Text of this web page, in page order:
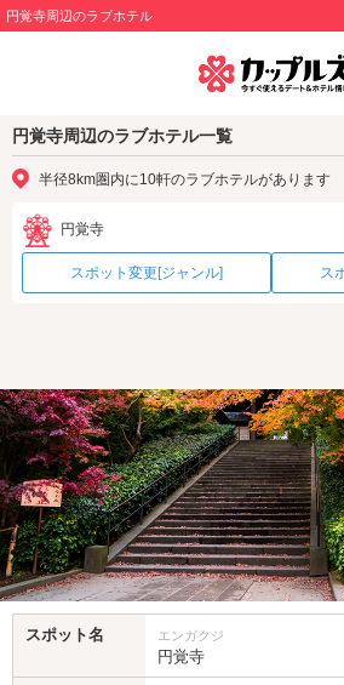
円覚寺周辺のラブホテル
円覚寺周辺のラブホテル一覧
半径8km圏内に10軒のラブホテルがあります
円覚寺
スポット変更[ジャンル] ス
スポット名 エンガクジ
円覚寺